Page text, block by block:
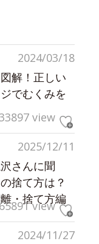
2024/03/18
解！正しい
でむくみを
view
2025/12/11
さんに聞
捨て方は？
・捨て方編
view
2024/11/27